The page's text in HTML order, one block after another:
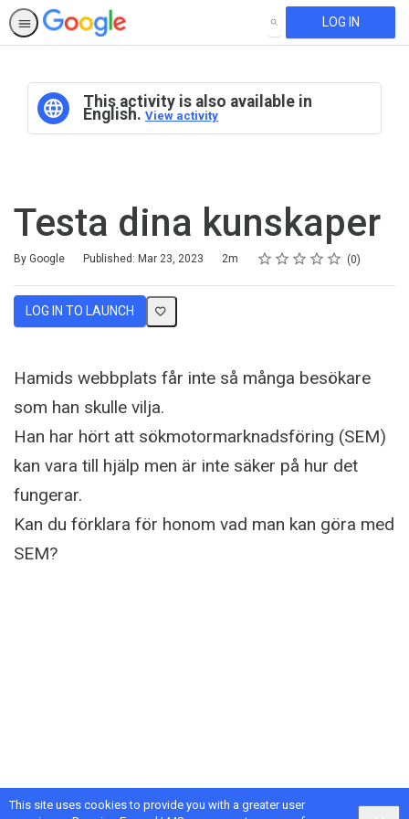
This site uses cookies to provide you with a greater user
SEARCH LOG IN
This activity is also available in
English. View activity
Testa dina kunskaper
By Google Published: Mar 23, 2023
Duration 2m Rating
1 star
2 stars
3 stars
4 stars
5 stars
Average rating: 0 0
No reviews
LOG IN TO LAUNCH
Hamids webbplats får inte så många besökare
som han skulle vilja.
Han har hört att sökmotormarknadsföring (SEM)
kan vara till hjälp men är inte säker på hur det
fungerar.
Kan du förklara för honom vad man kan göra med
SEM?